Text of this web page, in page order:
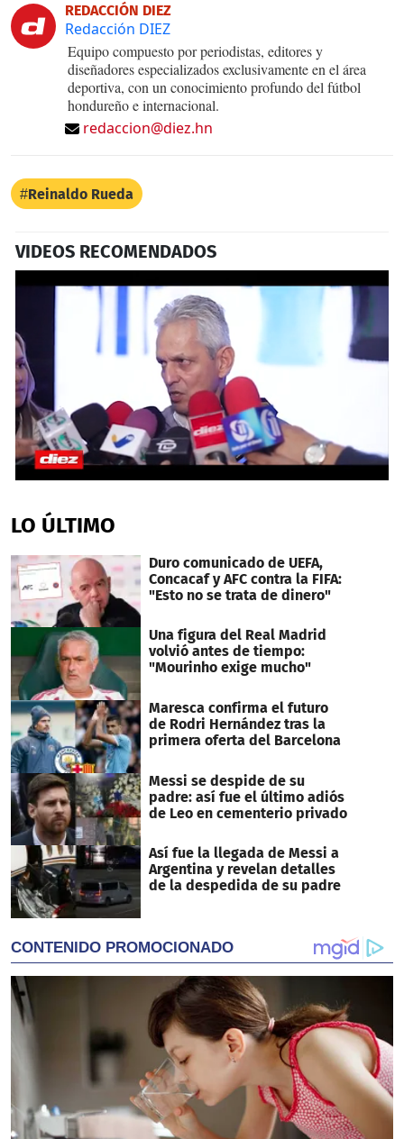
REDACCIÓN DIEZ
Redacción DIEZ
Equipo compuesto por periodistas, editores y
diseñadores especializados exclusivamente en el área
deportiva, con un conocimiento profundo del fútbol
hondureño e internacional.
redaccion@diez.hn
Reinaldo Rueda
VIDEOS RECOMENDADOS
of
4
2
seconds
LO ÚLTIMO
Duro comunicado de UEFA,
Concacaf y AFC contra la FIFA:
"Esto no se trata de dinero"
Una figura del Real Madrid
volvió antes de tiempo:
"Mourinho exige mucho"
Maresca confirma el futuro
de Rodri Hernández tras la
primera oferta del Barcelona
Messi se despide de su
padre: así fue el último adiós
de Leo en cementerio privado
Así fue la llegada de Messi a
Argentina y revelan detalles
de la despedida de su padre